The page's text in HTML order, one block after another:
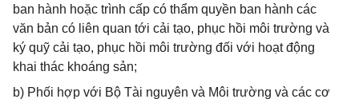
ban hành hoặc trình cấp có thẩm quyền ban hành các
văn bản có liên quan tới cải tạo, phục hồi môi trường và
ký quỹ cải tạo, phục hồi môi trường đối với hoạt động
khai thác khoáng sản;
b) Phối hợp với Bộ Tài nguyên và Môi trường và các cơ